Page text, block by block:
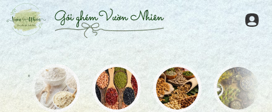
Chuyển
đến
nội
dung
Menu